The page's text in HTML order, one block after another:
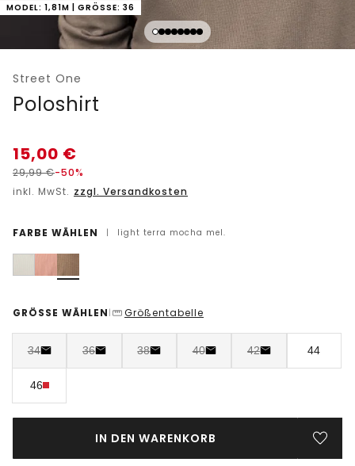
MODEL: 1,81M | GRÖSSE: 36
Street One
Poloshirt
15,00 €
29,99€-50%
inkl. MwSt. zzgl. Versandkosten
FARBE WÄHLEN | light terra mocha mel.
GRÖSSE WÄHLEN | Größentabelle
34 36 38 40 42 44
46
IN DEN WARENKORB